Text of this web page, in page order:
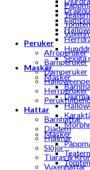
Peruker
Afroperuker
Barnperuker
Damperuker
Herrperuker
Hattar
Barnhattar
Diadem
Hjälmar
Slöjor
Tiaras &
Vuxenhattar
Sexiga
Masker
Masker
Masker